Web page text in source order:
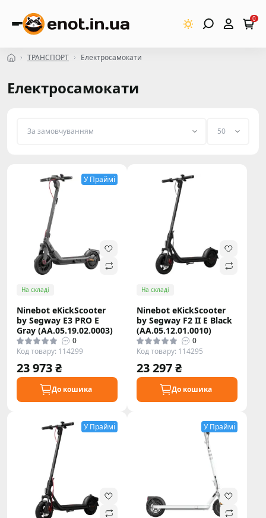
0
ТРАНСПОРТ Електросамокати
Електросамокати
У Праймі
На складі
Ninebot eKickScooter
by Segway E3 PRO E
Gray (AA.05.19.02.0003)
0
Код товару: 114299
23 973 ₴
До кошика
На складі
Ninebot eKickScooter
by Segway F2 II E Black
(AA.05.12.01.0010)
0
Код товару: 114295
23 297 ₴
До кошика
У Праймі У Праймі